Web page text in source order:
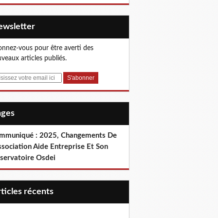
vous pour être averti des
articles publiés.
: 2025, Changements De
Aide Entreprise Et Son
Osdei
récents